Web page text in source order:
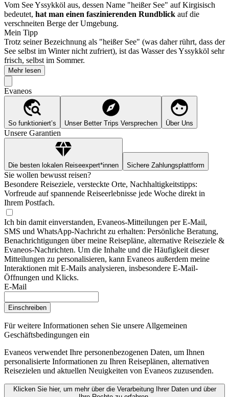
Vom See Yssykköl aus, dessen Name "heißer See" auf Kirgisisch
bedeutet, hat man einen faszinierenden Rundblick auf die
verschneiten Berge der Umgebung.
Mein Tipp
Trotz seiner Bezeichnung als "heißer See" (was daher rührt, dass der
See selbst im Winter nicht zufriert), ist das Wasser des Yssykköl sehr
frisch, selbst im Sommer.
Mehr lesen
Evaneos
So funktioniert’s Unser Better Trips Versprechen Über Uns
Unsere Garantien
Die besten lokalen Reiseexpert*innen Sichere Zahlungsplattform
Sie wollen bewusst reisen?
Besondere Reiseziele, versteckte Orte, Nachhaltigkeitstipps:
Vorfreude auf spannende Reiseerlebnisse jede Woche direkt in
Ihrem Postfach.
Ich bin damit einverstanden, Evaneos-Mitteilungen per E-Mail,
SMS und WhatsApp-Nachricht zu erhalten: Persönliche Beratung,
Benachrichtigungen über meine Reisepläne, alternative Reiseziele &
Evaneos-Nachrichten. Um die Inhalte und die Häufigkeit dieser
Mitteilungen zu personalisieren, kann Evaneos außerdem meine
Interaktionen mit E-Mails analysieren, insbesondere E-Mail-
Öffnungen und Klicks.
E-Mail
Einschreiben
Für weitere Informationen sehen Sie unsere Allgemeinen
Geschäftsbedingungen ein
Evaneos verwendet Ihre personenbezogenen Daten, um Ihnen
personalisierte Informationen zu Ihren Reiseplänen, alternativen
Reisezielen und aktuellen Neuigkeiten von Evaneos zuzusenden.
Klicken Sie hier, um mehr über die Verarbeitung Ihrer Daten und über